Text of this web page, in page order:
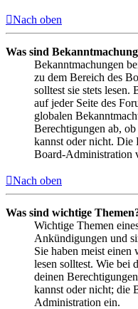
Nach oben
Was sind
Bekanntmachungen
zu dem Bereich des
solltest sie stets lesen.
auf jeder Seite des
globalen
Berechtigungen ab,
kannst oder nicht. Die
Board-Administration
Nach oben
Was sind wichtige
Wichtige Themen
Ankündigungen und
Sie haben meist
lesen solltest. Wie bei
deinen
kannst oder nicht; die
Administration ein.